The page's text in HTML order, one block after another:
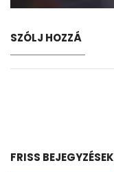
SZÓLJ HOZZÁ
FRISS BEJEGYZÉSEK